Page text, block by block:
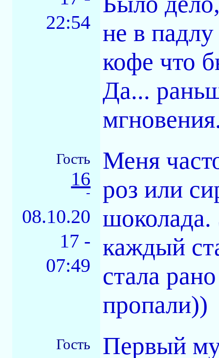
22:54 не в
кофе что
Да...
Гость
16
-
08.10.20
17 -
07:49
Меня
роз или
каждый
стала
пропали))
Гость Первый